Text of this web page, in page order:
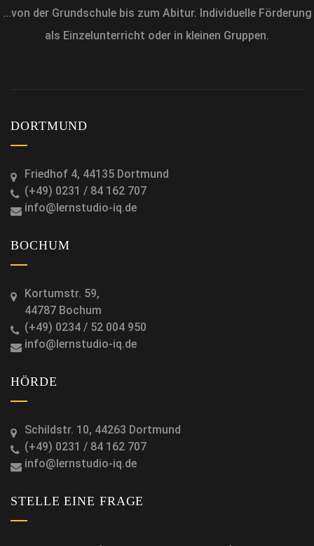
...von der Grundschule bis zum Abitur. Individuelle Förderung
als Einzelunterricht oder in kleinen Gruppen.
DORTMUND
Friedhof 4, 44135 Dortmund
(+49) 0231 / 84 162 707
info@lernstudio-iq.de
BOCHUM
Kortumstr. 59,
44787 Bochum
(+49) 0234 / 52 004 950
info@lernstudio-iq.de
HÖRDE
Schildstr. 10, 44263 Dortmund
(+49) 0231 / 84 162 707
info@lernstudio-iq.de
STELLE EINE FRAGE